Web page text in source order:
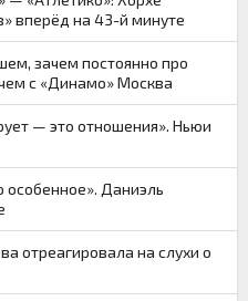
вперёд на 43-й минуте
зачем постоянно про
с «Динамо» Москва
— это отношения». Ньюи
особенное». Даниэль
отреагировала на слухи о